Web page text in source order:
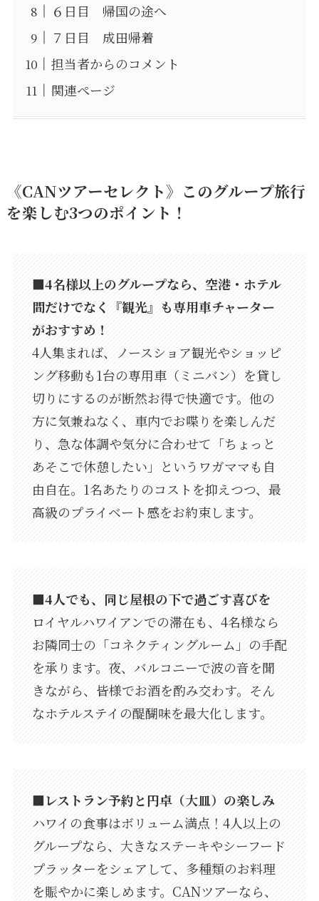
６日目 帰国の途へ
７日目 成田帰着
担当者からのコメント
関連ページ
《CANツアーセレクト》このグループ旅行
を楽しむ3つのポイント！
■4名様以上のグループなら、空港・ホテル
間だけでなく『観光』も専用車チャーター
がおすすめ！
4人集まれば、ノースショア観光やショッピ
ング移動も1台の専用車（ミニバン）を貸し
切りにするのが断然お得で快適です。他の
方に気兼ねなく、車内でお喋りを楽しんだ
り、急な体調や気分に合わせて「ちょっと
あそこで休憩したい」というワガママも自
由自在。1名あたりのコストを抑えつつ、最
高級のプライベート感をお約束します。
■4人でも、同じ屋根の下で過ごす喜びを
ロイヤルハワイアンでの滞在も、4名様なら
お隣同士の「コネクティングルーム」の手配
を承ります。夜、バルコニーで波の音を聞
きながら、皆様でお酒を酌み交わす。そん
なホテルステイの醍醐味を最大化します。
■レストラン予約と円卓（大皿）の楽しみ
ハワイの食事はボリューム満点！4人以上の
グループなら、大きなステーキやシーフード
プラッターをシェアして、多種類のお料理
を賑やかに楽しめます。CANツアーなら、